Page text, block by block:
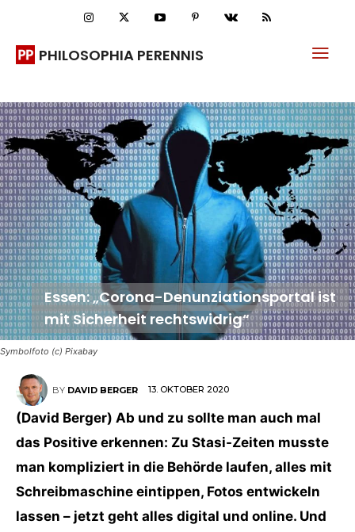
PHILOSOPHIA PERENNIS
Symbolfoto (c) Pixabay
Essen: „Corona-Denunziationsportal ist
mit Sicherheit rechtswidrig“
BY DAVID BERGER 13. OKTOBER 2020
(David Berger) Ab und zu sollte man auch mal
das Positive erkennen: Zu Stasi-Zeiten musste
man kompliziert in die Behörde laufen, alles mit
Schreibmaschine eintippen, Fotos entwickeln
lassen – jetzt geht alles digital und online. Und